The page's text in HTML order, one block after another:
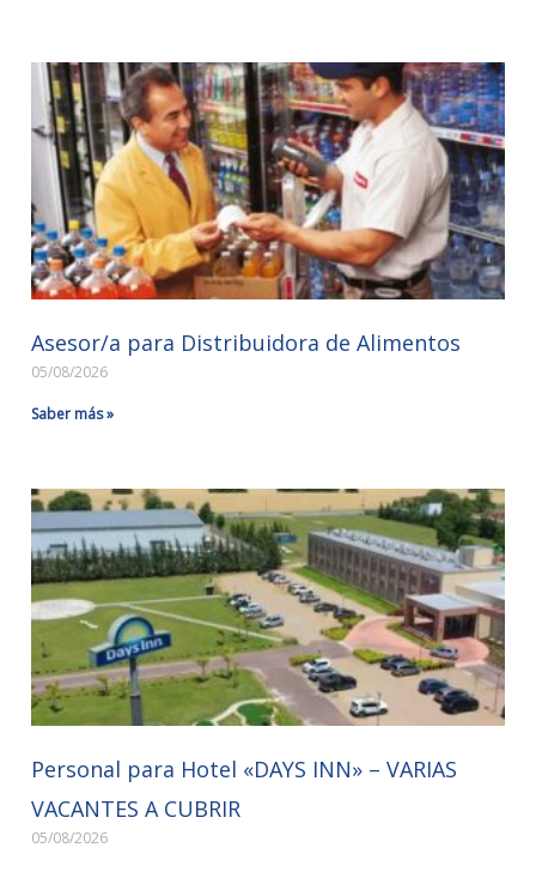
Asesor/a para Distribuidora de Alimentos
05/08/2026
Saber más »
Personal para Hotel «DAYS INN» – VARIAS
VACANTES A CUBRIR
05/08/2026